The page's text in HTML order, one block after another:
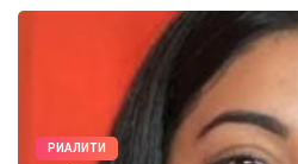
РИАЛИТИ